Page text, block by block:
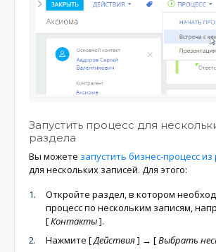
Запустить процесс для
раздела
Вы можете запустить бизнес-процесс из
для нескольких записей. Для этого:
Откройте раздел, в котором
процесс по нескольким записям,
[Контакты].
Нажмите [Действия] → [Выбрать